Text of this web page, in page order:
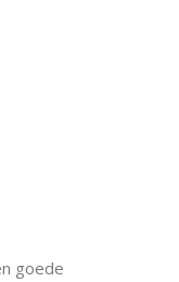
goede